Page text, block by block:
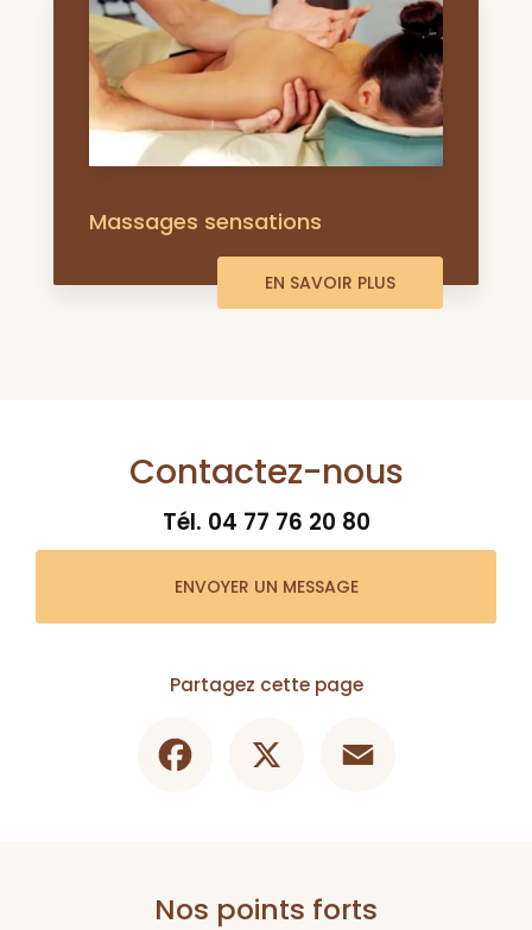
Massages sensations
EN SAVOIR PLUS
Contactez-nous
Tél. 04 77 76 20 80
ENVOYER UN MESSAGE
Partagez cette page
Nos points forts